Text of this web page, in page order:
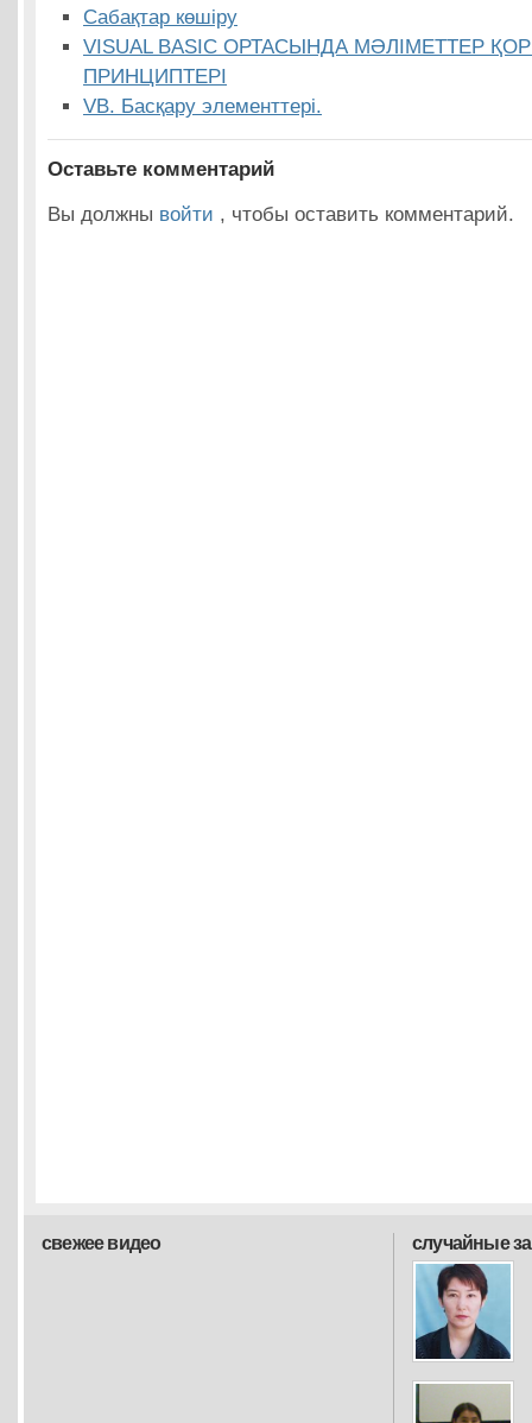
Сабақтар көшіру
VISUAL BASIC ОРТАСЫНДА МӘЛІМЕТТЕР
ПРИНЦИПТЕРІ
VB. Басқару элементтері.
Оставьте комментарий
Вы должны войти , чтобы оставить комментарий.
случайные
свежее видео